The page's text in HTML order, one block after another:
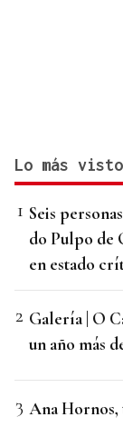
Lo más visto
Seis
do Pulpo de
en estado
Galería | O
un año más
Ana